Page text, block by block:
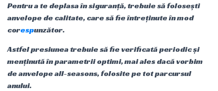
Pentru a te deplasa în siguranță, trebuie să folosești
anvelope de calitate, care să fie întreținute în mod
corespunzător.
Astfel presiunea trebuie să fie verificată periodic și
menținută în parametrii optimi, mai ales dacă vorbim
de anvelope all-seasons, folosite pe tot parcursul
anului.